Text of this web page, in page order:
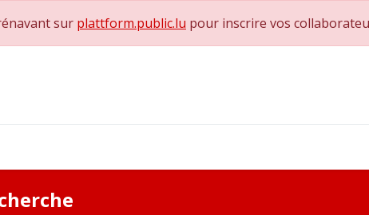
sur plattform.public.lu pour inscrire vos